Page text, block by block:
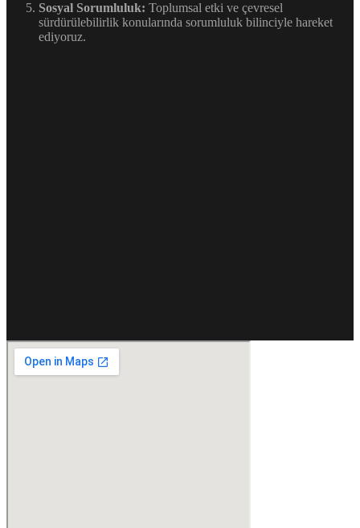
Sosyal Sorumluluk: Toplumsal etki ve çevresel
sürdürülebilirlik konularında sorumluluk bilinciyle hareket
ediyoruz.